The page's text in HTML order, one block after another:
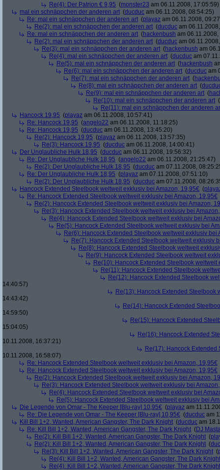
Re(4): Der Patrion € 9,95 (monster23 am 06.11.2008, 17:05:59)
mal ein schnäppchen der anderen art (ducduc am 06.11.2008, 08:54:25)
Re: mal ein schnäppchen der anderen art (playaz am 06.11.2008,
Re(2): mal ein schnäppchen der anderen art (ducduc am
Re: mal ein schnäppchen der anderen art (hackenbush am
Re(2): mal ein schnäppchen der anderen art (ducduc am
Re(3): mal ein schnäppchen der anderen art (hackenbush am
Re(4): mal ein schnäppchen der anderen art (ducduc am
Re(5): mal ein schnäppchen der anderen art (hackenbush
Re(6): mal ein schnäppchen der anderen art (ducduc am
Re(7): mal ein schnäppchen der anderen art (
Re(8): mal ein schnäppchen der anderen art (
Re(9): mal ein schnäppchen der anderen art (
Re(10): mal ein schnäppchen der anderen art (
Re(11): mal ein schnäppchen der anderen
Hancock 19,95 (playaz am 06.11.2008, 10:57:41)
Re: Hancock 19,95 (angelo22 am 06.11.2008, 11:18:25)
Re: Hancock 19,95 (ducduc am 06.11.2008, 13:45:20)
Re(2): Hancock 19,95 (playaz am 06.11.2008, 13:57:35)
Re(3): Hancock 19,95 (ducduc am 06.11.2008, 14:00:41)
Der Unglaubliche Hulk 18,95 (ducduc am 06.11.2008, 19:56:32)
Re: Der Unglaubliche Hulk 18,95 (angelo22 am 06.11.2008, 21:25:47)
Re(2): Der Unglaubliche Hulk 18,95 (ducduc am 07.11.2008,
Re: Der Unglaubliche Hulk 18,95 (playaz am 07.11.2008, 07:51:10)
Re(2): Der Unglaubliche Hulk 18,95 (ducduc am 07.11.2008,
Hancock Extended Steelbook weltweit exklusiv bei Amazon, 19,95€ (
Re: Hancock Extended Steelbook weltweit exklusiv bei Amazon, 19,95€
Re(2): Hancock Extended Steelbook weltweit exklusiv bei Amazon,
Re(3): Hancock Extended Steelbook weltweit exklusiv bei
Re(4): Hancock Extended Steelbook weltweit exklusiv bei
Re(5): Hancock Extended Steelbook weltweit exklusiv bei
Re(6): Hancock Extended Steelbook weltweit exklusiv bei
Re(7): Hancock Extended Steelbook weltweit exklusiv
Re(8): Hancock Extended Steelbook weltweit
Re(9): Hancock Extended Steelbook weltweit
Re(10): Hancock Extended Steelbook weltweit
Re(11): Hancock Extended Steelbook
Re(12): Hancock Extended Steelbook
14:40:57)
Re(13): Hancock Extended Steelbook
14:43:42)
Re(14): Hancock Extended
14:59:50)
Re(15): Hancock Extended
15:04:05)
Re(16): Hancock Extended
10.11.2008, 16:37:21)
Re(17): Hancock
10.11.2008, 16:58:07)
Re: Hancock Extended Steelbook weltweit exklusiv bei Amazon, 19,95€
Re: Hancock Extended Steelbook weltweit exklusiv bei Amazon, 19,95€
Re(2): Hancock Extended Steelbook weltweit exklusiv bei Amazon,
Re(3): Hancock Extended Steelbook weltweit exklusiv bei
Re(4): Hancock Extended Steelbook weltweit exklusiv bei
Re(5): Hancock Extended Steelbook weltweit exklusiv bei
Die Legende von Omar - The Keeper [Blu-ray] 10,95€ (playaz am
Re: Die Legende von Omar - The Keeper [Blu-ray] 10,95€ (ducduc am
Kill Bill 1+2, Wanted, American Gangster, The Dark Knight (ducduc am
Re: Kill Bill 1+2, Wanted, American Gangster, The Dark Knight (DJ
Re(2): Kill Bill 1+2, Wanted, American Gangster, The Dark Knight (
Re(2): Kill Bill 1+2, Wanted, American Gangster, The Dark Knight (
Re(3): Kill Bill 1+2, Wanted, American Gangster, The Dark Knight (
Re(4): Kill Bill 1+2, Wanted, American Gangster, The Dark Knight
Re(4): Kill Bill 1+2, Wanted, American Gangster, The Dark Knight